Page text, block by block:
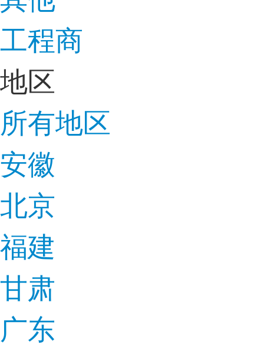
工程商
地区
所有地区
安徽
北京
福建
甘肃
广东